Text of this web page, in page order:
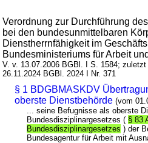
Verordnung zur Durchführung
bei den bundesunmittelbaren
Dienstherrnfähigkeit im
Bundesministeriums für Arbeit
V. v. 13.07.2006 BGBl. I S. 1584; zuletzt
26.11.2024 BGBl. 2024 I Nr. 371
§ 1 BDGBMASKDV
oberste Dienstbehörde (vom
... seine Befugnisse als oberste
Bundesdisziplinargesetzes ( § 83
Bundesdisziplinargesetzes ) der
Bundesagentur für Arbeit mit